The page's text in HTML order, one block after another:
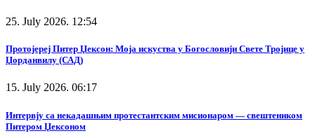
25. July 2026. 12:54
Протојереј Питер Џексон: Моја искуства у Богословији Свете Тројице у
Џорданвилу (САД)
15. July 2026. 06:17
Интервју са некадашњим протестантским мисионаром — свештеником
Питером Џексоном